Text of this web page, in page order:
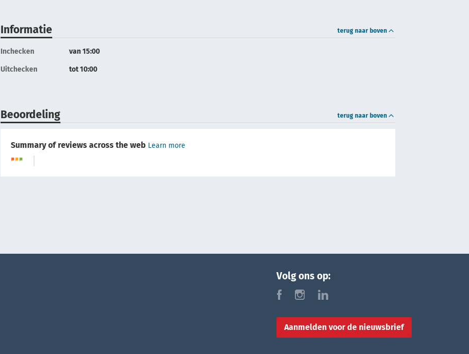
Informatie terug naar boven
Inchecken van 15:00
Uitchecken tot 10:00
Beoordeling terug naar boven
Summary of reviews across the web Learn more
Volg ons op:
f i l
Aanmelden voor de nieuwsbrief